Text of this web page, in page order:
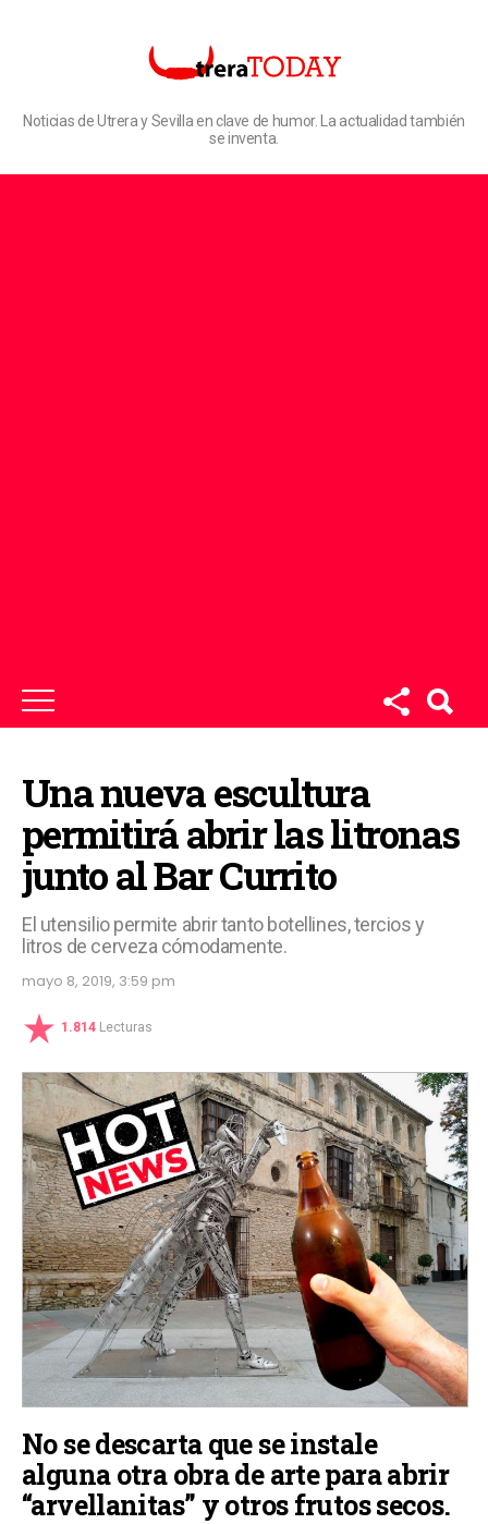
Noticias de Utrera y Sevilla en clave de humor. La actualidad también
se inventa.
Una nueva escultura
permitirá abrir las litronas
junto al Bar Currito
El utensilio permite abrir tanto botellines, tercios y
litros de cerveza cómodamente.
mayo 8, 2019, 3:59 pm
1.814 Lecturas
No se descarta que se instale
alguna otra obra de arte para abrir
“arvellanitas” y otros frutos secos.